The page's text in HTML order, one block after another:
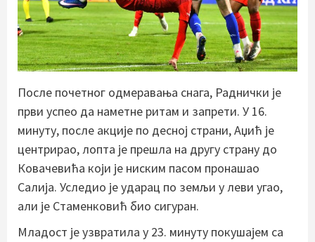
После почетног одмеравања снага, Раднички је
први успео да наметне ритам и запрети. У 16.
минуту, после акције по десној страни, Аџић је
центрирао, лопта је прешла на другу страну до
Ковачевића који је ниским пасом пронашао
Салија. Уследио је ударац по земљи у леви угао,
али је Стаменковић био сигуран.
Младост је узвратила у 23. минуту покушајем са